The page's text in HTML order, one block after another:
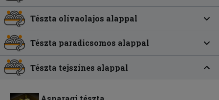
Tészta olívaolajos alappal
Tészta paradicsomos alappal
Tészta tejszínes alappal